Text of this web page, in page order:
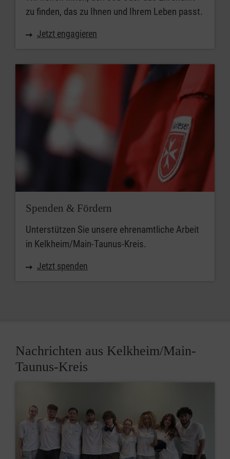
zu finden, das zu Ihnen und Ihrem Leben passt.
Jetzt engagieren
Spenden & Fördern
Unterstützen Sie unsere ehrenamtliche Arbeit
in Kelkheim/Main-Taunus-Kreis.
Jetzt spenden
Nachrichten aus Kelkheim/Main-
Taunus-Kreis